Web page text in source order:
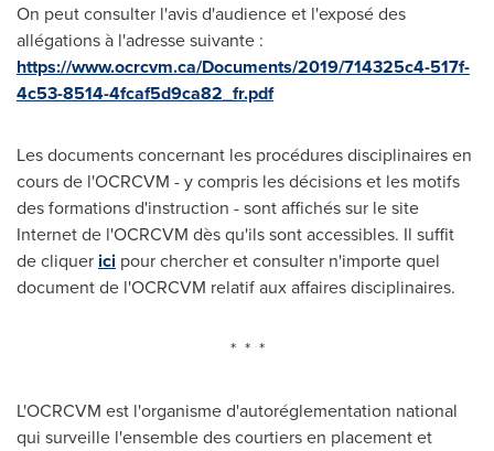
On peut consulter l'avis d'audience et l'exposé des
allégations à l'adresse suivante :
https://www.ocrcvm.ca/Documents/2019/714325c4-517f-
4c53-8514-4fcaf5d9ca82_fr.pdf
Les documents concernant les procédures disciplinaires en
cours de l'OCRCVM - y compris les décisions et les motifs
des formations d'instruction - sont affichés sur le site
Internet de l'OCRCVM dès qu'ils sont accessibles. Il suffit
de cliquer ici pour chercher et consulter n'importe quel
document de l'OCRCVM relatif aux affaires disciplinaires.
* * *
L'OCRCVM est l'organisme d'autoréglementation national
qui surveille l'ensemble des courtiers en placement et